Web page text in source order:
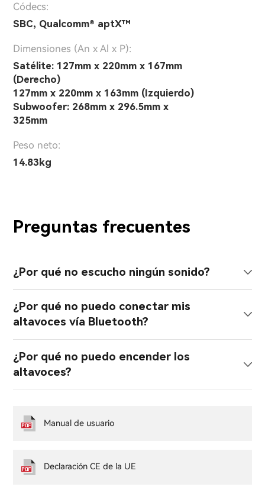
Códecs:
SBC, Qualcomm® aptX™
Dimensiones (An x Al x P):
Satélite: 127mm x 220mm x 167mm
(Derecho)
127mm x 220mm x 163mm (Izquierdo)
Subwoofer: 268mm x 296.5mm x
325mm
Peso neto:
14.83kg
Preguntas frecuentes
¿Por qué no escucho ningún sonido?
¿Por qué no puedo conectar mis
altavoces vía Bluetooth?
¿Por qué no puedo encender los
altavoces?
Manual de usuario
Declaración CE de la UE